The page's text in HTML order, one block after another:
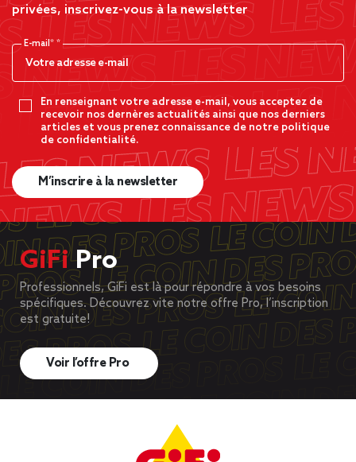
privées, inscrivez-vous à la newsletter
E-mail*
En renseignant votre adresse e-mail, vous acceptez de
recevoir nos dernères actualités ainsi que nos derniers
articles et vous prenez connaissance de notre politique
de confidentialité.
M’inscrire à la newsletter
GiFiPro
Professionnels, GiFi est là pour répondre à vos besoins
spécifiques. Découvrez vite notre offre Pro, l’inscription
est gratuite!
Voir l’offre Pro